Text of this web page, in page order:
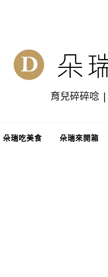
育兒碎碎唸
朵瑞吃美食 朵瑞來開箱